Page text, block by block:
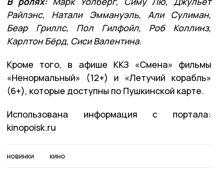
Райлэнс, Натали Эммануэль, Али Сулиман,
Беар Гриллс, Пол Гилфойл, Роб Коллинз,
Карлтон Бёрд, Сиси Валентина.
Кроме того, в афише ККЗ «Смена» фильмы
«Ненормальный» (12+) и «Летучий корабль»
(6+), которые доступны по Пушкинской карте.
Использована информация с портала:
kinopoisk.ru
новинки кино